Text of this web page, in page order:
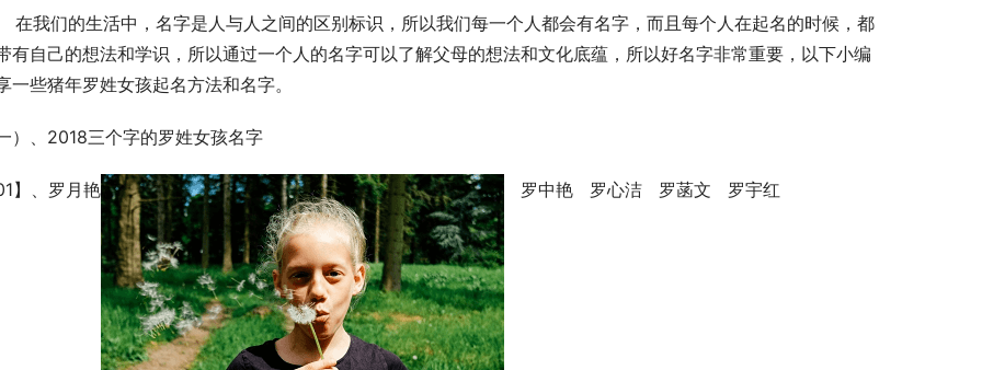
有自己的想法和学识，所以通过一个人的名字可以了解父母的想法和文化底蕴，所以好名字非常重要，以下小编
一些猪年罗姓女孩起名方法和名字。
一）、2018三个字的罗姓女孩名字
01】、罗月艳 罗中艳   罗心洁   罗菡文   罗宇红